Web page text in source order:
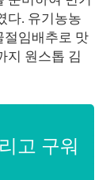
다. 유기농농
절임배추로 맛
지 원스톱 김
고 구워